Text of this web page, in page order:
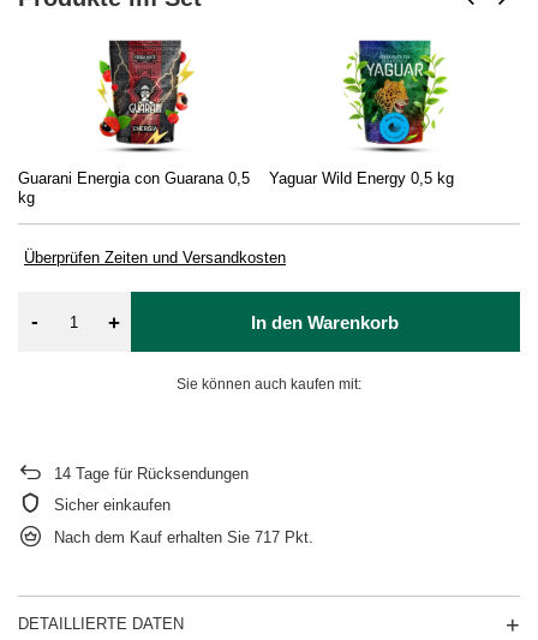
Guarani Energia con Guarana 0,5
kg
Yaguar Wild Energy 0,5 kg
Überprüfen Zeiten und Versandkosten
- + In den Warenkorb
Sie können auch kaufen mit:
14 Tage für Rücksendungen
Sicher einkaufen
Nach dem Kauf erhalten Sie 717 Pkt.
DETAILLIERTE DATEN